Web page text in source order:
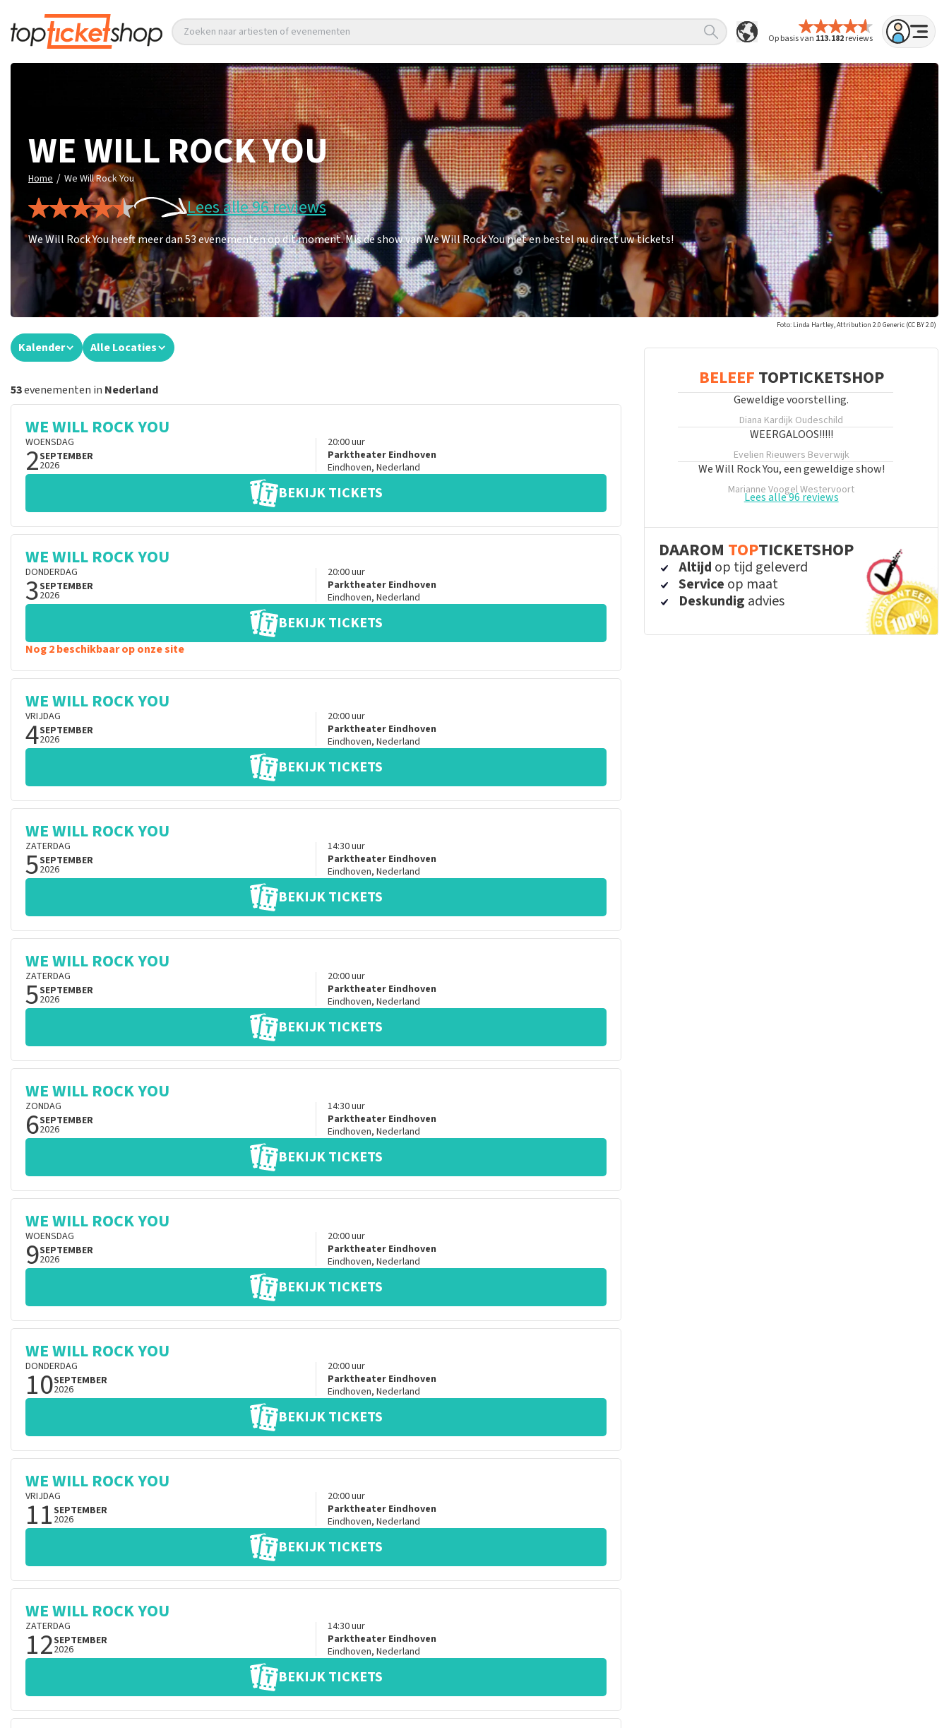
Op basis van 113.182reviews
Zoeken naar artiesten of evenementen
WE WILL ROCK YOU
Home / We Will Rock You
Lees alle 96 reviews
We Will Rock You heeft meer dan 53 evenementen op dit moment. Mis de show van We Will Rock You niet en bestel nu direct uw tickets!
Foto: Linda Hartley, Attribution 2.0 Generic (CC BY 2.0)
Kalender Alle Locaties
53evenementen in Nederland
WE WILL ROCK YOU
WOENSDAG
2SEPTEMBER
2026
20:00uur
Parktheater Eindhoven
Eindhoven, Nederland
BEKIJK TICKETS
WE WILL ROCK YOU
DONDERDAG
3SEPTEMBER
2026
20:00uur
Parktheater Eindhoven
Eindhoven, Nederland
BEKIJK TICKETS
Nog 2 beschikbaar op onze site
WE WILL ROCK YOU
VRIJDAG
4SEPTEMBER
2026
20:00uur
Parktheater Eindhoven
Eindhoven, Nederland
BEKIJK TICKETS
WE WILL ROCK YOU
ZATERDAG
5SEPTEMBER
2026
14:30uur
Parktheater Eindhoven
Eindhoven, Nederland
BEKIJK TICKETS
WE WILL ROCK YOU
ZATERDAG
5SEPTEMBER
2026
20:00uur
Parktheater Eindhoven
Eindhoven, Nederland
BEKIJK TICKETS
WE WILL ROCK YOU
ZONDAG
6SEPTEMBER
2026
14:30uur
Parktheater Eindhoven
Eindhoven, Nederland
BEKIJK TICKETS
WE WILL ROCK YOU
WOENSDAG
9SEPTEMBER
2026
20:00uur
Parktheater Eindhoven
Eindhoven, Nederland
BEKIJK TICKETS
WE WILL ROCK YOU
DONDERDAG
10SEPTEMBER
2026
20:00uur
Parktheater Eindhoven
Eindhoven, Nederland
BEKIJK TICKETS
WE WILL ROCK YOU
VRIJDAG
11SEPTEMBER
2026
20:00uur
Parktheater Eindhoven
Eindhoven, Nederland
BEKIJK TICKETS
WE WILL ROCK YOU
ZATERDAG
12SEPTEMBER
2026
14:30uur
Parktheater Eindhoven
Eindhoven, Nederland
BEKIJK TICKETS
BELEEF TOPTICKETSHOP
Geweldige voorstelling.
Diana Kardijk Oudeschild
WEERGALOOS!!!!!
Evelien Rieuwers Beverwijk
We Will Rock You, een geweldige show!
Marianne VoogelWestervoort
Lees alle 96 reviews
DAAROM TOPTICKETSHOP
Altijd op tijd geleverd
Service op maat
Deskundig advies